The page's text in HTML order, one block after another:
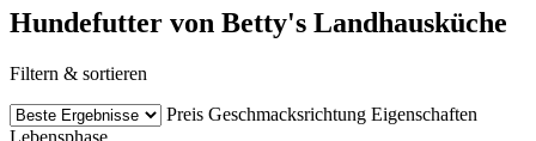
Hundefutter von Betty's Landhausküche
Filtern & sortieren
Preis Geschmacksrichtung Eigenschaften
Lebensphase